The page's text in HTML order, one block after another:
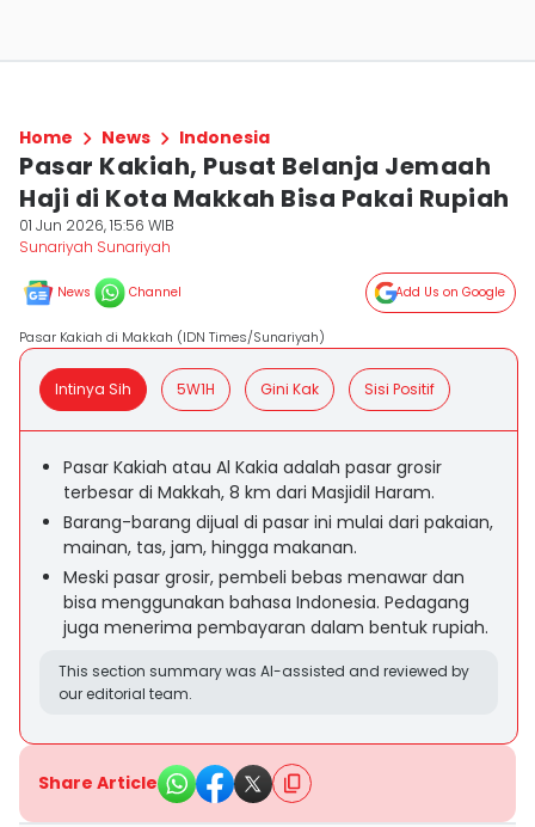
Home News Indonesia
Pasar Kakiah, Pusat Belanja Jemaah
Haji di Kota Makkah Bisa Pakai Rupiah
01 Jun 2026, 15:56 WIB
Sunariyah Sunariyah
News Channel Add Us on Google
Pasar Kakiah di Makkah (IDN Times/Sunariyah)
Intinya Sih 5W1H Gini Kak Sisi Positif
Pasar Kakiah atau Al Kakia adalah pasar grosir
terbesar di Makkah, 8 km dari Masjidil Haram.
Barang-barang dijual di pasar ini mulai dari pakaian,
mainan, tas, jam, hingga makanan.
Meski pasar grosir, pembeli bebas menawar dan
bisa menggunakan bahasa Indonesia. Pedagang
juga menerima pembayaran dalam bentuk rupiah.
This section summary was AI-assisted and reviewed by
our editorial team.
Share Article